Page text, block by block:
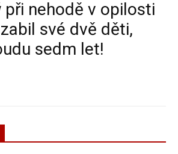
při nehodě v opilosti
své dvě děti,
sedm let!